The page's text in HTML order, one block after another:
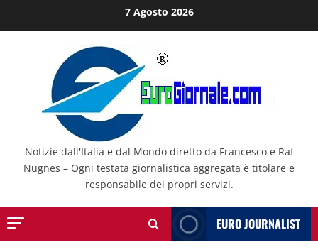
al
7 Agosto 2026
Notizie dall'Italia e dal Mondo diretto da Francesco e Raf
Nugnes – Ogni testata giornalistica aggregata è titolare e
responsabile dei propri servizi.
EURO JOURNALIST